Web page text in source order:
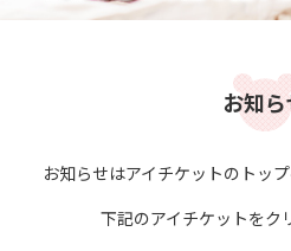
お知
お知らせはアイチケットのトッ
下記のアイチケットをク